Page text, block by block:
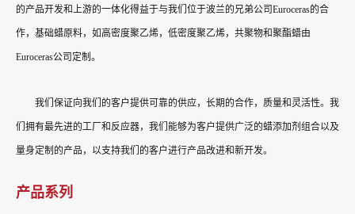
的产品开发和上游的一体化得益于与我们位于波兰的兄弟公司Euroceras的合
作，基础蜡原料，如高密度聚乙烯，低密度聚乙烯，共聚物和聚酯蜡由
Euroceras公司定制。
我们保证向我们的客户提供可靠的供应，长期的合作，质量和灵活性。我
们拥有最先进的工厂和反应器，我们能够为客户提供广泛的蜡添加剂组合以及
量身定制的产品，以支持我们的客户进行产品改进和新开发。
产品系列